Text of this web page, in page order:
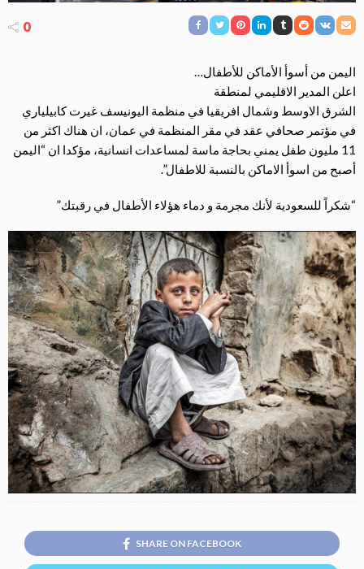
0
اليمن من أسوأ الأماكن للأطفال…
اعلن المدير الاقليمي لمنطقة
الشرق الاوسط وشمال افريقيا في منظمة اليونيسف غيرت كابيلياري
في مؤتمر صحافي عقد في مقر المنظمة في عمان، ان هناك اكثر من
11 مليون طفل يمني بحاجة ماسة لمساعدات انسانية، مؤكدا ان “اليمن
أصبح من اسوأ الاماكن بالنسبة للاطفال”.
“شكراً للسعودية لأنك مجرمة و دماء هؤلاء الأطفال في رقبتك”
SHARE ON FACEBOOK